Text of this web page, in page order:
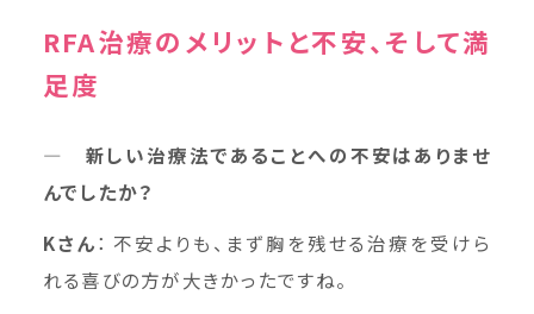
RFA治療のメリットと不安、そして満
足度
― 新しい治療法であることへの不安はありませ
んでしたか？
Kさん： 不安よりも、まず胸を残せる治療を受けら
れる喜びの方が大きかったですね。